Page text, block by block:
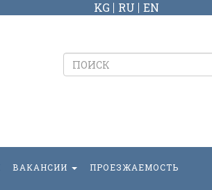
KG RU EN
ВАКАНСИИ ПРОЕЗЖАЕМОСТЬ